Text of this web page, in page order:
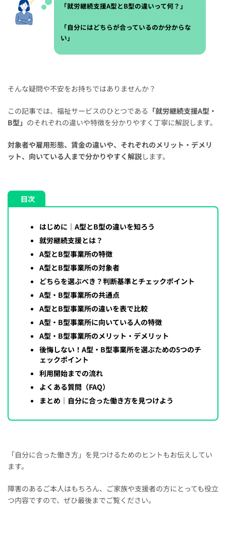
「就労継続支援A型とB型の違いって何？」
「自分にはどちらが合っているのか分からな
い」
そんな疑問や不安をお持ちではありませんか？
この記事では、福祉サービスのひとつである 「就労継続支援A型・
B型」 のそれぞれの違いや特徴を分かりやすく丁寧に解説します。
対象者や雇用形態、賃金の違いや、それぞれのメリット・デメリ
ット、向いている人まで分かりやすく解説します。
目次
はじめに｜A型とB型の違いを知ろう
就労継続支援とは？
A型とB型事業所の特徴
A型とB型事業所の対象者
どちらを選ぶべき？判断基準とチェックポイント
A型・B型事業所の共通点
A型とB型事業所の違いを表で比較
A型・B型事業所に向いている人の特徴
A型・B型事業所のメリット・デメリット
後悔しない！A型・B型事業所を選ぶための5つのチ
ェックポイント
利用開始までの流れ
よくある質問（FAQ）
まとめ｜自分に合った働き方を見つけよう
「自分に合った働き方」を見つけるためのヒントもお伝えしてい
ます。
障害のあるご本人はもちろん、ご家族や支援者の方にとっても役立
つ内容ですので、ぜひ最後までご覧ください。